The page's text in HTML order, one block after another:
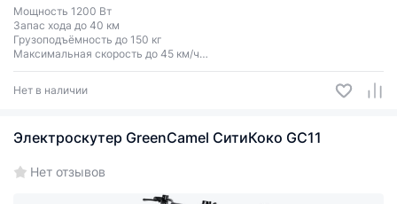
Мощность 1200 Вт
Запас хода до 40 км
Грузоподъёмность до 150 кг
Максимальная скорость до 45 км/ч
Двухместный
Нет в наличии
Электроскутер GreenCamel СитиКоко GC11
Нет отзывов